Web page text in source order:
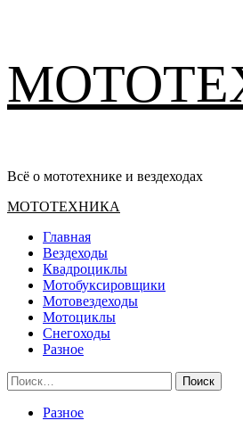
содержимому
Всё о мототехнике и вездеходах
Основное
МОТОТЕХНИКА
Главная
Вездеходы
Квадроциклы
Мотобуксировщики
Мотовездеходы
Мотоциклы
Снегоходы
Разное
Найти:
Разное